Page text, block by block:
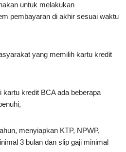
untuk melakukan
pembayaran di akhir sesuai waktu
yang memilih kartu kredit
kredit BCA ada beberapa
menyiapkan KTP, NPWP,
3 bulan dan slip gaji minimal